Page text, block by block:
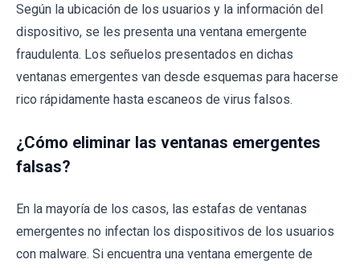
Según la ubicación de los usuarios y la información del
dispositivo, se les presenta una ventana emergente
fraudulenta. Los señuelos presentados en dichas
ventanas emergentes van desde esquemas para hacerse
rico rápidamente hasta escaneos de virus falsos.
¿Cómo eliminar las ventanas emergentes
falsas?
En la mayoría de los casos, las estafas de ventanas
emergentes no infectan los dispositivos de los usuarios
con malware. Si encuentra una ventana emergente de